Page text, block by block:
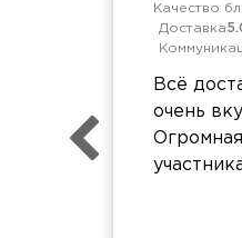
Качество
Доставка
Всё
очень